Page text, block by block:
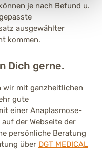
je nach Befund u.
ausgewählter
kommen.
Dich gerne.
wir mit ganzheitlichen
gute
einer Anaplasmose-
der Webseite der
persönliche Beratung
über DGT MEDICAL